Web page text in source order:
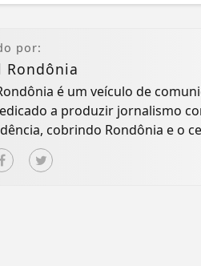
por:
Rondônia
é um veículo de
a produzir jornalismo
cobrindo Rondônia e o